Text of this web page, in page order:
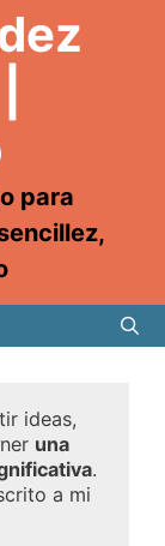
para
ideas,
una
.
a mi